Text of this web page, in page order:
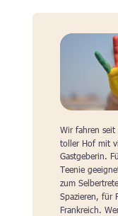
Wir fahren seit
toller Hof mit
Gastgeberin.
Teenie
zum
Spazieren, für
Frankreich.